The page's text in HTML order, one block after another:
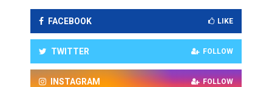
FACEBOOK LIKE
TWITTER FOLLOW
INSTAGRAM FOLLOW